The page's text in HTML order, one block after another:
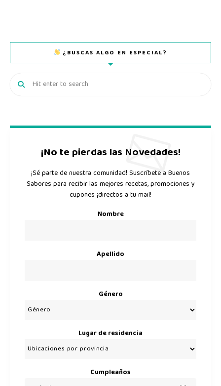
¿BUSCAS ALGO EN ESPECIAL?
¡No te pierdas las Novedades!
¡Sé parte de nuestra comunidad! Suscríbete a Buenos
Sabores para recibir las mejores recetas, promociones y
cupones ¡directos a tu mail!
Nombre
Apellido
Género
Lugar de residencia
Cumpleaños